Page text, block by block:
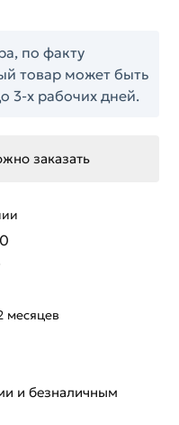
месяцев
и безналичным
по факту
товар может быть
3-х рабочих дней.
заказать